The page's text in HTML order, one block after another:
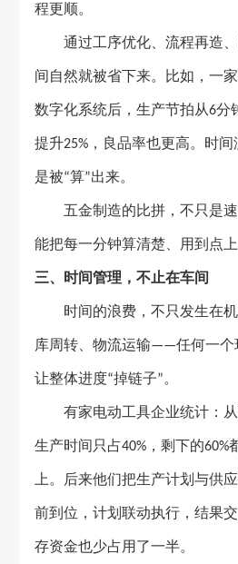
程更顺。
通过工序优化、流程再造
间自然就被省下来。比如，一
数字化系统后，生产节拍从6分
提升25% ，良品率也更高。时间
是被“算”出来。
五金制造的比拼，不只是
能把每一分钟算清楚、用到点
三、时间管理，不止在车间
时间的浪费，不只发生在
库周转、物流运输——任何一
让整体进度“掉链子”。
有家电动工具企业统计：
生产时间只占40% ，剩下的60%
上。后来他们把生产计划与供
前到位，计划联动执行，结果
存资金也少占用了一半。